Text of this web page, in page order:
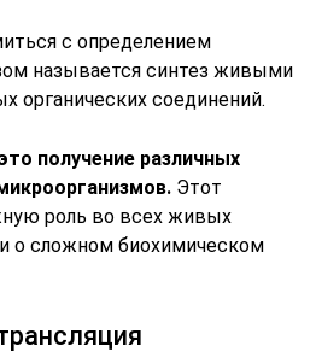
с определением
называется синтез живыми
органических соединений.
получение различных
Этот
роль во всех живых
о сложном биохимическом